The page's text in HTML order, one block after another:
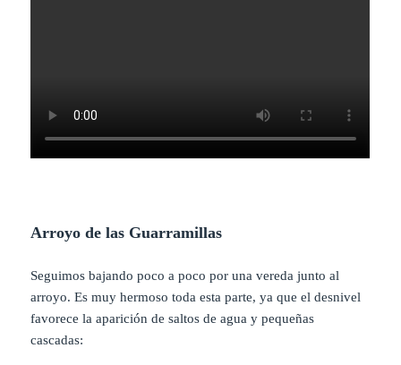
Arroyo de las Guarramillas
Seguimos bajando poco a poco por una vereda junto al
arroyo. Es muy hermoso toda esta parte, ya que el desnivel
favorece la aparición de saltos de agua y pequeñas
cascadas: